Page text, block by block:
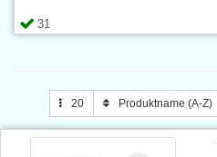
31
20 Produktname (A-Z)